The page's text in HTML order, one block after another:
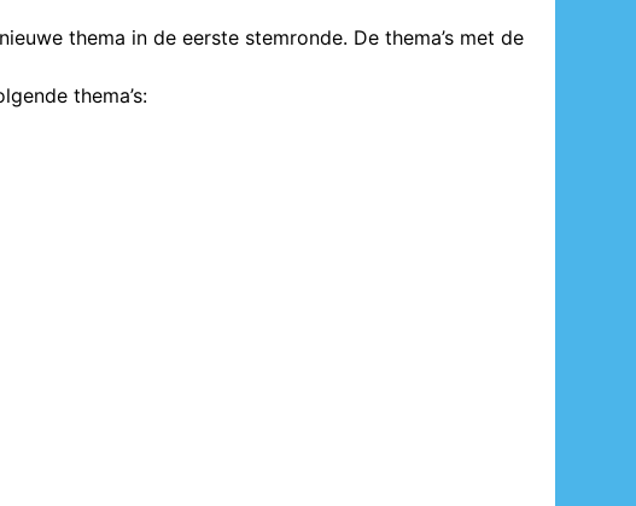
thema in de eerste stemronde. De thema’s met de
thema’s: